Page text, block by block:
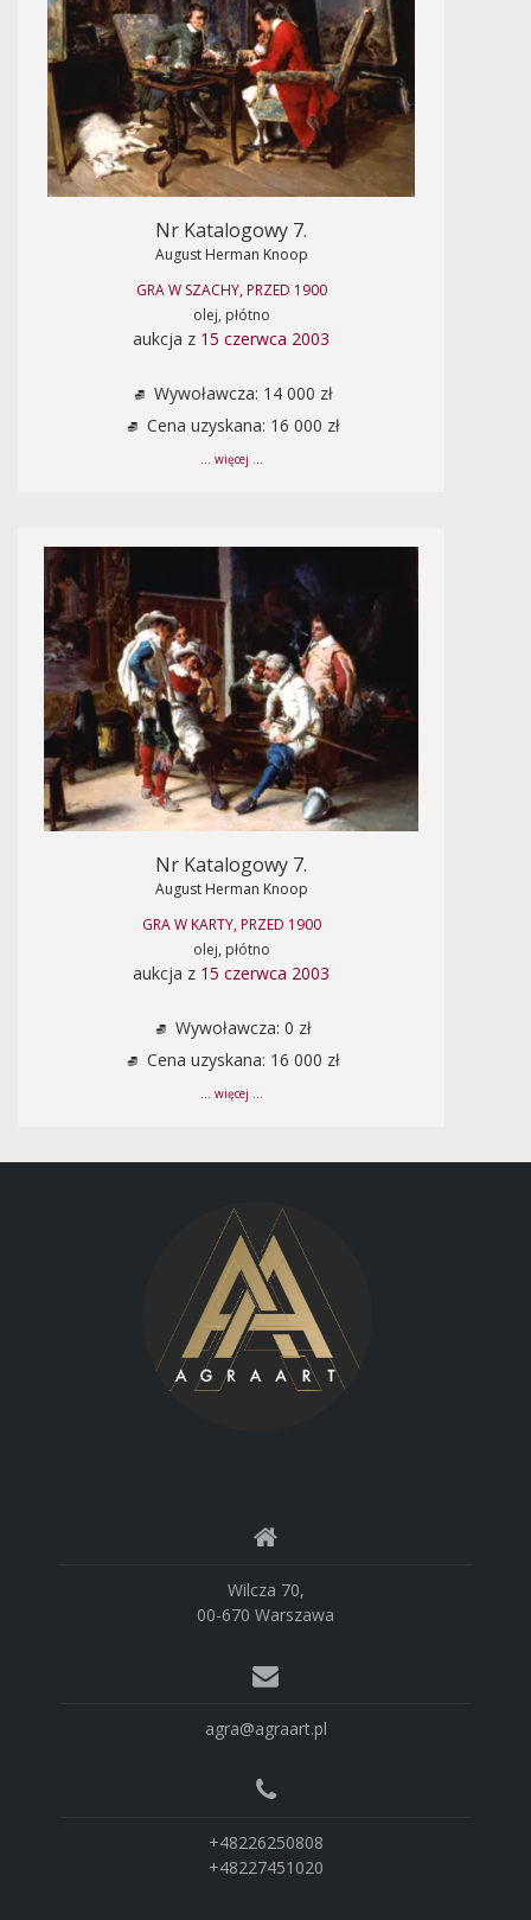
Nr Katalogowy 7.
August Herman Knoop
GRA W SZACHY, PRZED 1900
olej, płótno
aukcja z 15 czerwca 2003
Wywoławcza: 14 000 zł
Cena uzyskana: 16 000 zł
... więcej ...
Nr Katalogowy 7.
August Herman Knoop
GRA W KARTY, PRZED 1900
olej, płótno
aukcja z 15 czerwca 2003
Wywoławcza: 0 zł
Cena uzyskana: 16 000 zł
... więcej ...
Wilcza 70,
00-670 Warszawa
agra@agraart.pl
+48226250808
+48227451020